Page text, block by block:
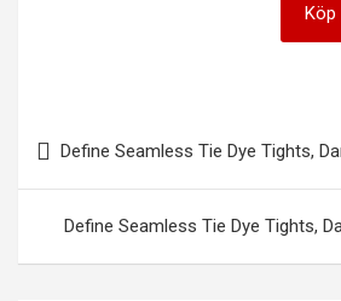
Köp
Define Seamless Tie Dye Tights,
Define Seamless Tie Dye Tights,